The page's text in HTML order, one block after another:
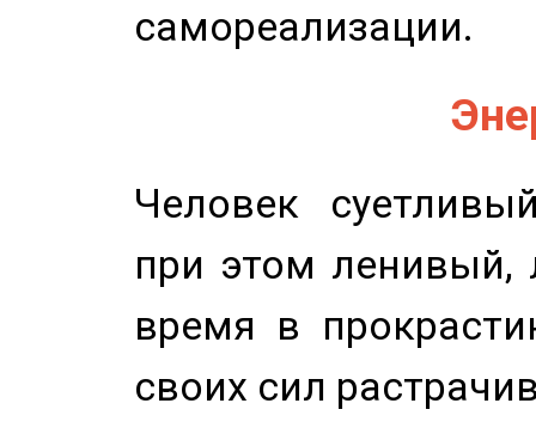
самореализации.
Человек
при этом
время в
своих сил